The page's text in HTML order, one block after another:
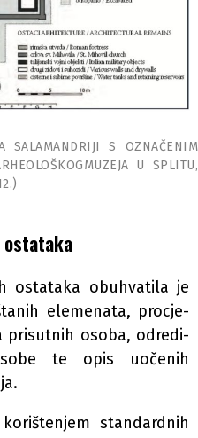
SALAMANDRIJI S OZNAČENIM
U SPLITU,
ostataka obuhvatila je
elemenata, procje-
prisutnih osoba, odredi-
te opis uočenih
standardnih